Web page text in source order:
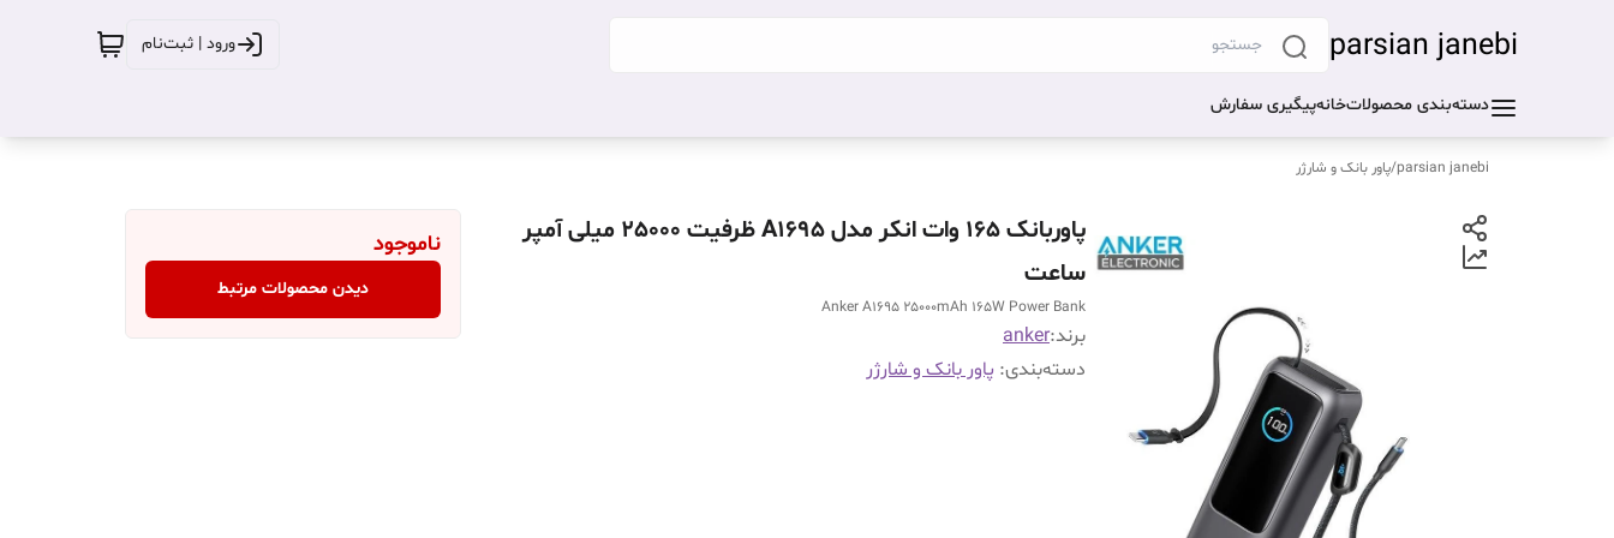
parsian janebi ورود | ثبت‌نام
دسته‌بندی محصولاتخانهپیگیری سفارش
parsian janebi
/پاور بانک و شارژر
پاوربانک 165 وات انکر مدل A1695 ظرفیت 25000 میلی آمپر
ساعت
Anker A1695 25000mAh 165W Power Bank
برند:anker
دسته‌بندی: پاور بانک و شارژر
ناموجود
دیدن محصولات مرتبط